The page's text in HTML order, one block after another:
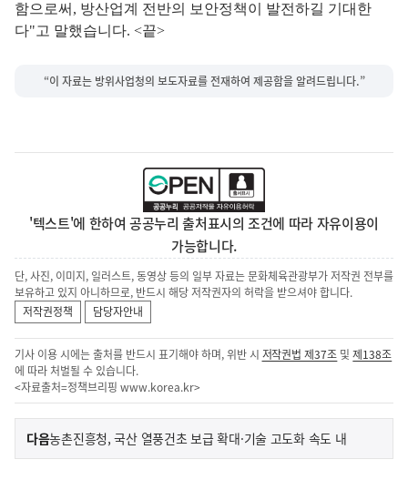
함으로써, 방산업계 전반의 보안정책이 발전하길 기대한
다"고 말했습니다. <끝>
“이 자료는 방위사업청의 보도자료를 전재하여 제공함을 알려드립니다.”
'텍스트'에 한하여 공공누리 출처표시의 조건에 따라 자유이용이
가능합니다.
단, 사진, 이미지, 일러스트, 동영상 등의 일부 자료는 문화체육관광부가 저작권 전부를
보유하고 있지 아니하므로, 반드시 해당 저작권자의 허락을 받으셔야 합니다.
저작권정책
담당자안내
기사 이용 시에는 출처를 반드시 표기해야 하며, 위반 시 저작권법 제37조 및제138조
에 따라 처벌될 수 있습니다.
<자료출처=정책브리핑 www.korea.kr>
이
전
다음기
사
농촌진흥청, 국산 열풍건초 보급 확대·기술 고도화 속도 내